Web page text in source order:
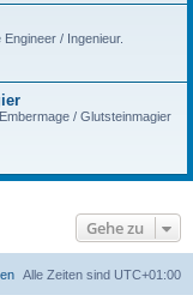
/ Ingenieur.
/ Glutsteinmagier
Gehe zu
Alle Zeiten sind UTC+01:00